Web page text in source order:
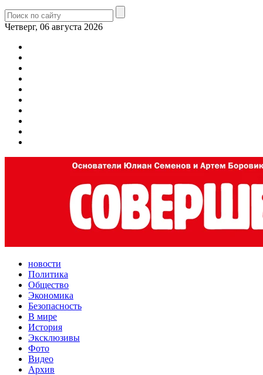
Четверг, 06 августа 2026
новости
Политика
Общество
Экономика
Безопасность
В мире
История
Эксклюзивы
Фото
Видео
Архив